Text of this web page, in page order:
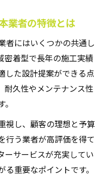
業者の特徴とは
者にはいくつかの共通し
密着型で長年の施工実績
した設計提案ができる点
耐久性やメンテナンス性
視し、顧客の理想と予算
行う業者が高評価を得て
ーサービスが充実してい
重要なポイントです。